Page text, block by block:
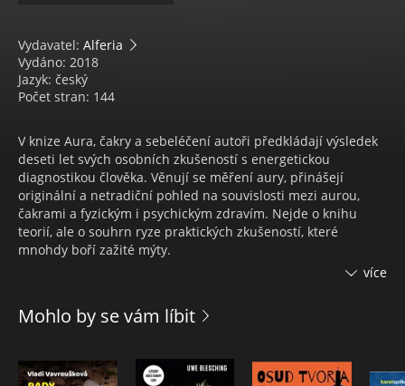
Vydavatel: Alferia
Vydáno: 2018
Jazyk: český
Počet stran: 144
V knize Aura, čakry a sebeléčení autoři předkládají výsledek
deseti let svých osobních zkušeností s energetickou
diagnostikou člověka. Věnují se měření aury, přinášejí
originální a netradiční pohled na souvislosti mezi aurou,
čakrami a fyzickým i psychickým zdravím. Nejde o knihu
teorií, ale o souhrn ryze praktických zkušeností, které
mnohdy boří zažité mýty.
rodovými dědičnými nemocemi a nabízejí dostupné
akutních problémů, zdravotních i psychických. Najde v ní ale
i průvodce na cestě osobního rozvoje.
více
Mohlo by se vám líbit